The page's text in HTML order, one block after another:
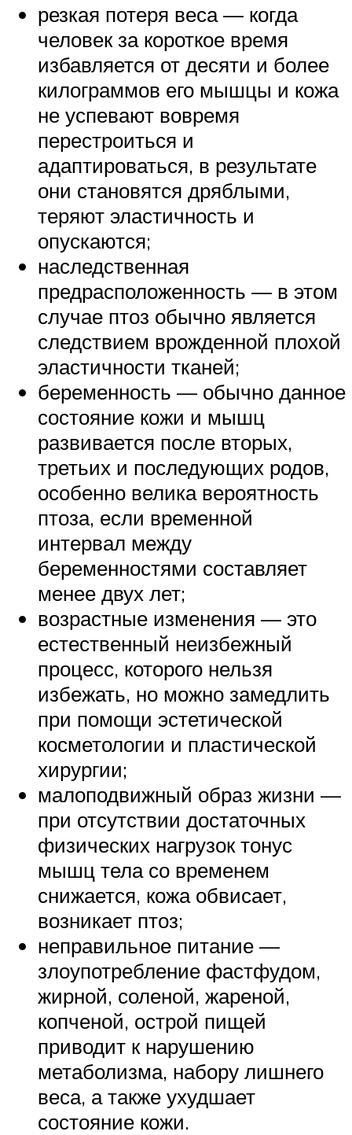
резкая потеря веса — когда
человек за короткое время
избавляется от десяти и более
килограммов его мышцы и кожа
не успевают вовремя
перестроиться и
адаптироваться, в результате
они становятся дряблыми,
теряют эластичность и
опускаются;
наследственная
предрасположенность — в этом
случае птоз обычно является
следствием врожденной плохой
эластичности тканей;
беременность — обычно данное
состояние кожи и мышц
развивается после вторых,
третьих и последующих родов,
особенно велика вероятность
птоза, если временной
интервал между
беременностями составляет
менее двух лет;
возрастные изменения — это
естественный неизбежный
процесс, которого нельзя
избежать, но можно замедлить
при помощи эстетической
косметологии и пластической
хирургии;
малоподвижный образ жизни —
при отсутствии достаточных
физических нагрузок тонус
мышц тела со временем
снижается, кожа обвисает,
возникает птоз;
неправильное питание —
злоупотребление фастфудом,
жирной, соленой, жареной,
копченой, острой пищей
приводит к нарушению
метаболизма, набору лишнего
веса, а также ухудшает
состояние кожи.